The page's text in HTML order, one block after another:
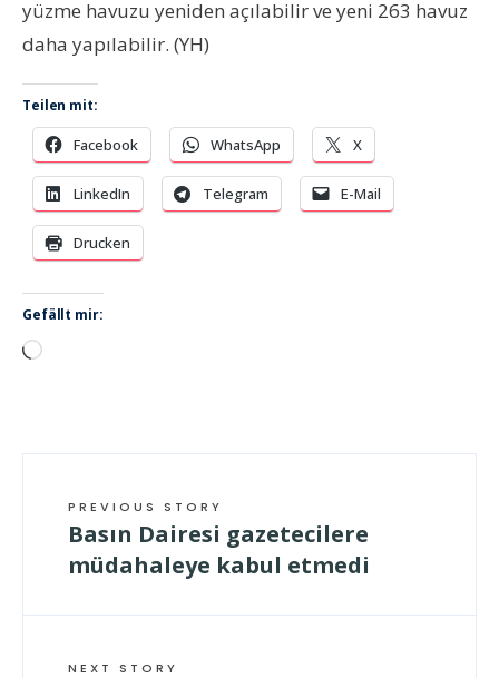
yüzme havuzu yeniden açılabilir ve yeni 263 havuz
daha yapılabilir. (YH)
Teilen mit:
Facebook WhatsApp X
LinkedIn Telegram E-Mail
Drucken
Gefällt mir:
Wird
PREVIOUS STORY
Basın Dairesi gazetecilere
müdahaleye kabul etmedi
NEXT STORY